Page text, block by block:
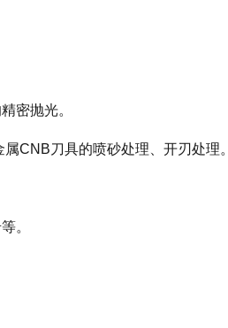
密抛光。
属CNB刀具的喷砂处理、开刃处理。
。